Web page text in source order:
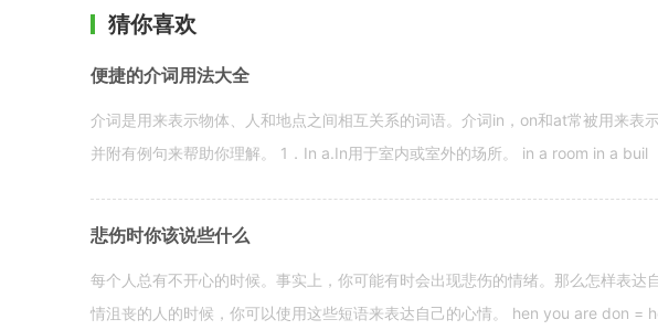
猜你喜欢
便捷的介词用法大全
介词是用来表示物体、人和地点之间相互关系的词语。介词in，on和at常被用来表
并附有例句来帮助你理解。 1．In a.In用于室内或室外的场所。 in a room in a buil
悲伤时你该说些什么
每个人总有不开心的时候。事实上，你可能有时会出现悲伤的情绪。那么怎样表达
情沮丧的人的时候，你可以使用这些短语来表达自己的心情。 hen you are don =